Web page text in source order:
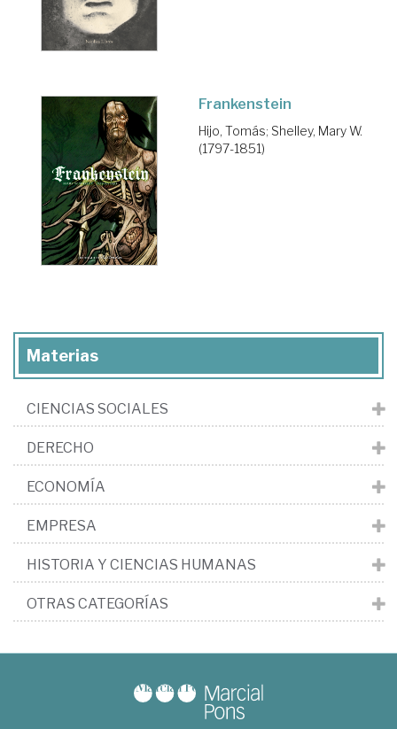
Frankenstein
Hijo, Tomás; Shelley, Mary W.
(1797-1851)
Materias
CIENCIAS SOCIALES
DERECHO
ECONOMÍA
EMPRESA
HISTORIA Y CIENCIAS HUMANAS
OTRAS CATEGORÍAS